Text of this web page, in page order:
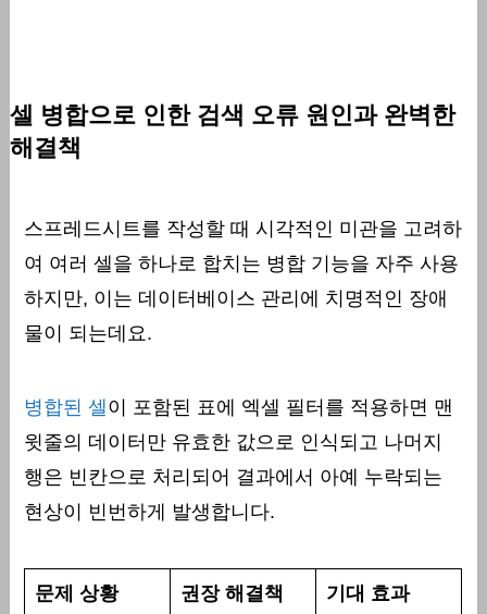
셀 병합으로 인한 검색 오류 원인과 완벽한
해결책
스프레드시트를 작성할 때 시각적인 미관을 고려하
여 여러 셀을 하나로 합치는 병합 기능을 자주 사용
하지만, 이는 데이터베이스 관리에 치명적인 장애
물이 되는데요.
병합된 셀이 포함된 표에 엑셀 필터를 적용하면 맨
윗줄의 데이터만 유효한 값으로 인식되고 나머지
행은 빈칸으로 처리되어 결과에서 아예 누락되는
현상이 빈번하게 발생합니다.
문제 상황 권장 해결책 기대 효과